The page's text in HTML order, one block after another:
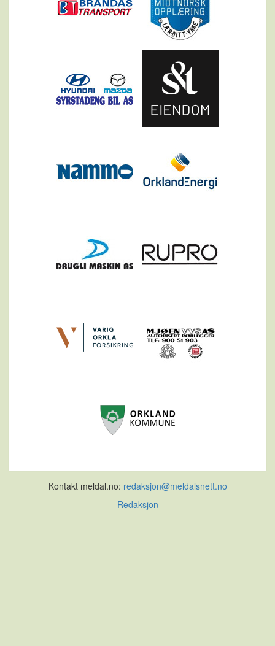
Kontakt meldal.no: redaksjon@meldalsnett.no
Redaksjon